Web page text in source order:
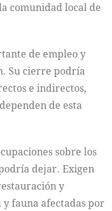
comunidad local de
de empleo y
Su cierre podría
e indirectos,
de esta
sobre los
dejar. Exigen
y
fauna afectadas por